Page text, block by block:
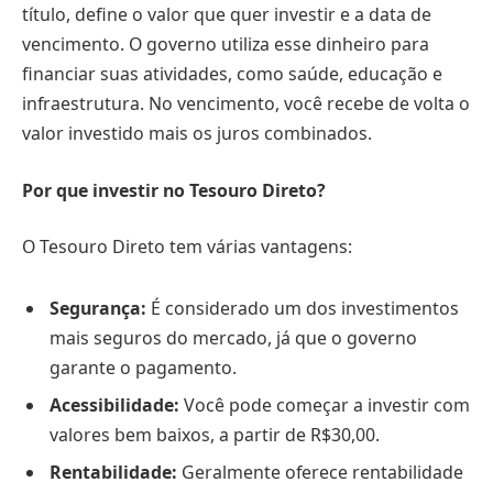
título, define o valor que quer investir e a data de
vencimento. O governo utiliza esse dinheiro para
financiar suas atividades, como saúde, educação e
infraestrutura. No vencimento, você recebe de volta o
valor investido mais os juros combinados.
Por que investir no Tesouro Direto?
O Tesouro Direto tem várias vantagens:
Segurança: É considerado um dos investimentos
mais seguros do mercado, já que o governo
garante o pagamento.
Acessibilidade: Você pode começar a investir com
valores bem baixos, a partir de R$30,00.
Rentabilidade: Geralmente oferece rentabilidade